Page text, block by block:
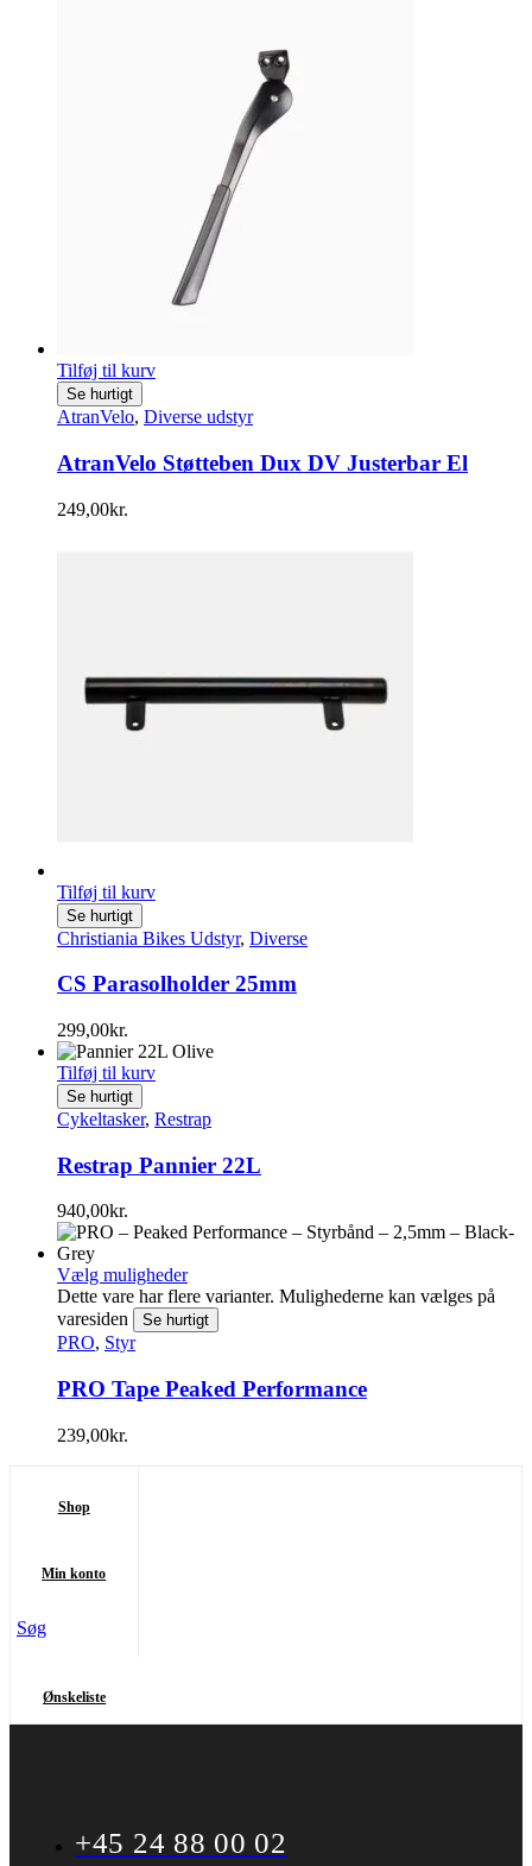
Tilføj til kurv
Se hurtigt
AtranVelo, Diverse udstyr
AtranVelo Støtteben Dux DV Justerbar El
249,00kr.
Tilføj til kurv
Se hurtigt
Christiania Bikes Udstyr, Diverse
CS Parasolholder 25mm
299,00kr.
Tilføj til kurv
Se hurtigt
Cykeltasker, Restrap
Restrap Pannier 22L
940,00kr.
Vælg muligheder
Dette vare har flere varianter. Mulighederne kan vælges på
varesiden
Se hurtigt
PRO, Styr
PRO Tape Peaked Performance
239,00kr.
Shop
Min konto
Søg
Ønskeliste
+45 24 88 00 02